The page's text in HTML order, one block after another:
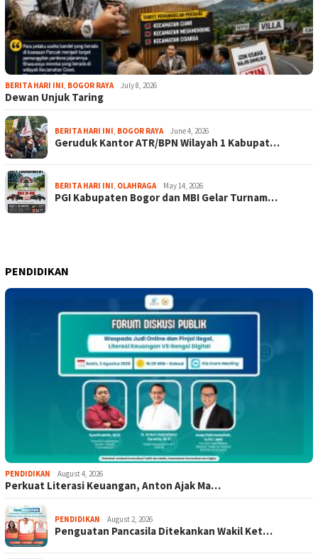
BERITA HARI INI, BOGOR RAYA July 8, 2026
Dewan Unjuk Taring
BERITA HARI INI, BOGOR RAYA June 4, 2026
Geruduk Kantor ATR/BPN Wilayah 1 Kabupat…
BERITA HARI INI, OLAHRAGA May 14, 2026
PGI Kabupaten Bogor dan MBI Gelar Turnam…
PENDIDIKAN
PENDIDIKAN August 4, 2026
Perkuat Literasi Keuangan, Anton Ajak Ma…
PENDIDIKAN August 2, 2026
Penguatan Pancasila Ditekankan Wakil Ket…